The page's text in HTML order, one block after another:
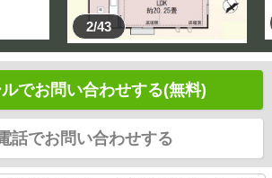
2/43
ルでお問い合わせする(無料)
話でお問い合わせする